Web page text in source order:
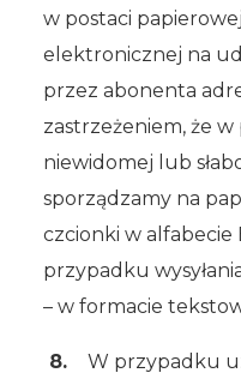
w postaci
elektronicznej na
przez abonenta
zastrzeżeniem, że
niewidomej lub
sporządzamy na
czcionki w
przypadku
– w formacie
8.
W przypadku